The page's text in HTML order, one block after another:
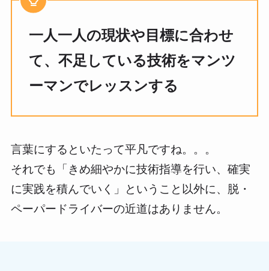
一人一人の現状や目標に合わせ
て、不足している技術をマンツ
ーマンでレッスンする
言葉にするといたって平凡ですね。。。
それでも「きめ細やかに技術指導を行い、確実
に実践を積んでいく」ということ以外に、脱・
ペーパードライバーの近道はありません。